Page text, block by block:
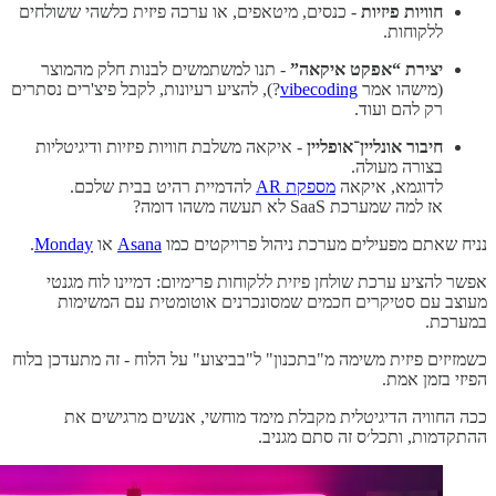
חוויות פיזיות - כנסים, מיטאפים, או ערכה פיזית כלשהי ששולחים
ללקוחות.
יצירת “אפקט איקאה” - תנו למשתמשים לבנות חלק מהמוצר
(מישהו אמר vibecoding?), להציע רעיונות, לקבל פיצ'רים נסתרים
רק להם ועוד.
חיבור אונליין־אופליין - איקאה משלבת חוויות פיזיות ודיגיטליות
בצורה מעולה.
לדוגמא, איקאה מספקת AR
להדמיית רהיט בבית שלכם.
אז למה שמערכת SaaS לא תעשה משהו דומה?
נניח שאתם מפעילים מערכת ניהול פרויקטים כמו Asana או Monday
.
אפשר להציע ערכת שולחן פיזית ללקוחות פרימיום: דמיינו לוח מגנטי
מעוצב עם סטיקרים חכמים שמסונכרנים אוטומטית עם המשימות
במערכת.
כשמזיזים פיזית משימה מ"בתכנון" ל"בביצוע" על הלוח - זה מתעדכן בלוח
הפיזי בזמן אמת.
ככה החוויה הדיגיטלית מקבלת מימד מוחשי, אנשים מרגישים את
ההתקדמות, ותכל׳ס זה סתם מגניב.